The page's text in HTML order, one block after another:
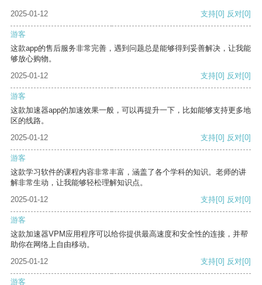
2025-01-12 支持[0] 反对[0]
游客
这款app的售后服务非常完善，遇到问题总是能够得到妥善解决，让我能
够放心购物。
2025-01-12
支持[0] 反对[0]
游客
这款加速器app的加速效果一般，可以再提升一下，比如能够支持更多地
区的线路。
2025-01-12
支持[0] 反对[0]
游客
这款学习软件的课程内容非常丰富，涵盖了各个学科的知识。老师的讲
解非常生动，让我能够轻松理解知识点。
2025-01-12
支持[0] 反对[0]
游客
这款加速器VPM应用程序可以给你提供最高速度和安全性的连接，并帮
助你在网络上自由移动。
2025-01-12
支持[0] 反对[0]
游客